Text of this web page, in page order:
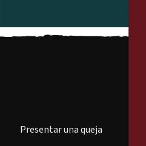
Presentar una queja